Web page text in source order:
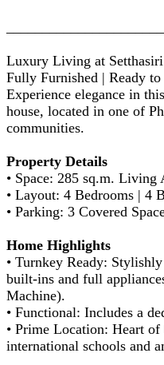
Luxury Living at
Fully Furnished | Ready
Experience elegance in
house, located in one of
communities.
Property Details
• Space: 285 sq.m. Living
• Layout: 4 Bedrooms | 4
• Parking: 3 Covered
Home Highlights
• Turnkey Ready:
built-ins and full
Machine).
• Functional: Includes a
• Prime Location: Heart
international schools and